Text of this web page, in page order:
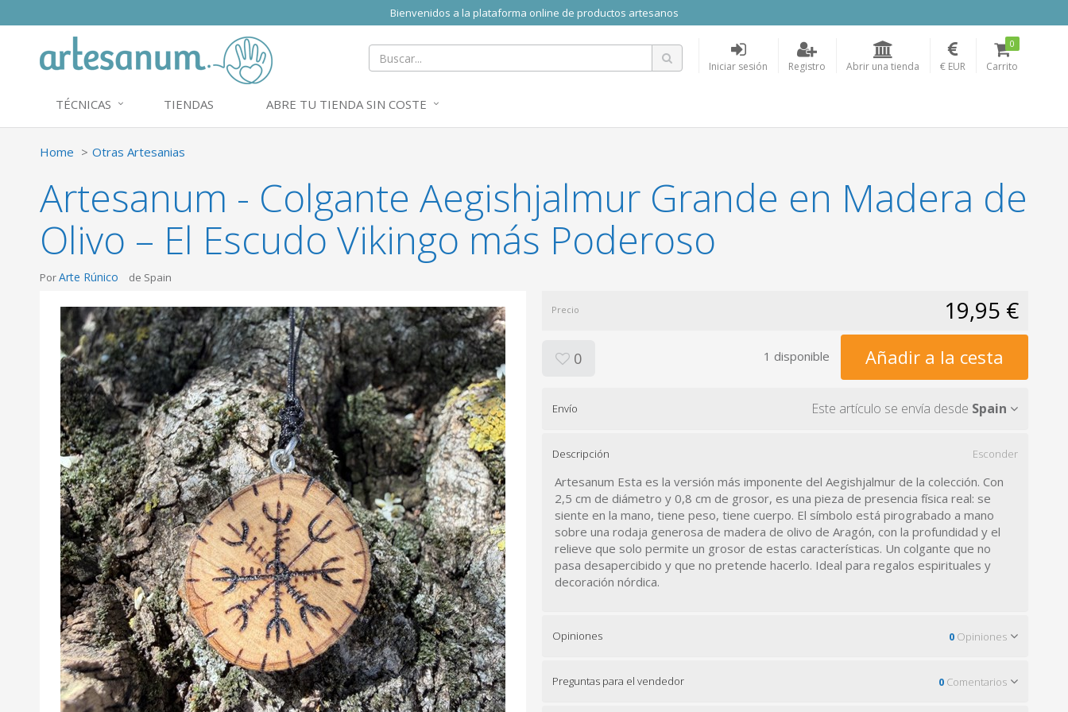
Bienvenidos a la plataforma online de productos artesanos
Iniciar sesión Registro Abrir una tienda € EUR Carrito
0
TÉCNICAS TIENDAS ABRE TU TIENDA SIN COSTE
Home Otras Artesanias
Artesanum - Colgante Aegishjalmur Grande en Madera de
Olivo – El Escudo Vikingo más Poderoso
PorArte Rúnico de Spain
Precio 19,95 €
0 1 disponible Añadir a la cesta
Envío Este artículo se envía desde Spain
Descripción Esconder
Artesanum Esta es la versión más imponente del Aegishjalmur de la colección. Con
2,5 cm de diámetro y 0,8 cm de grosor, es una pieza de presencia física real: se
siente en la mano, tiene peso, tiene cuerpo. El símbolo está pirograbado a mano
sobre una rodaja generosa de madera de olivo de Aragón, con la profundidad y el
relieve que solo permite un grosor de estas características. Un colgante que no
pasa desapercibido y que no pretende hacerlo. Ideal para regalos espirituales y
decoración nórdica.
Opiniones 0 Opiniones
Preguntas para el vendedor 0 Comentarios